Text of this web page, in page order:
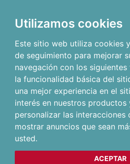
Utilizamos cookies
Este sitio web utiliza cookies
de seguimiento para mejorar
navegación con los siguientes
la funcionalidad básica del
una mejor experiencia en el
interés en nuestros productos
personalizar las interacciones
mostrar anuncios que sean
usted.
ACEPTAR